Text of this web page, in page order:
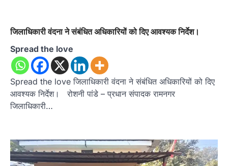
जिलाधिकारी वंदना ने संबंधित अधिकारियों को दिए आवश्यक निर्देश।
Spread the love
Spread the love जिलाधिकारी वंदना ने संबंधित अधिकारियों को दिए
आवश्यक निर्देश। रोशनी पांडे – प्रधान संपादक रामनगर
जिलाधिकारी…